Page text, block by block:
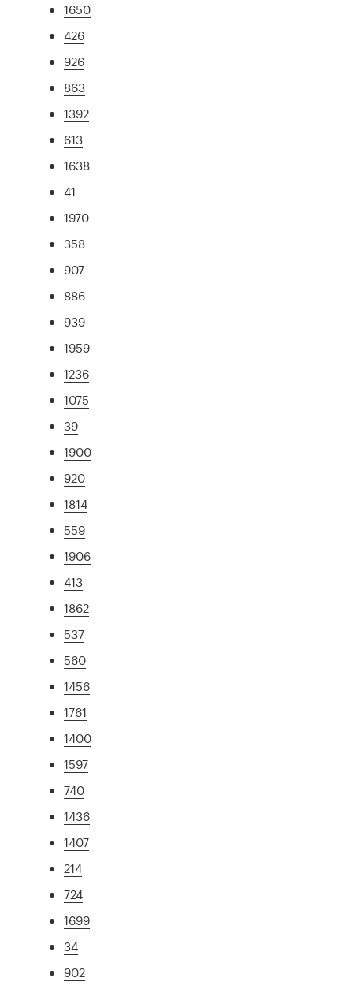
1650
426
926
863
1392
613
1638
41
1970
358
907
886
939
1959
1236
1075
39
1900
920
1814
559
1906
413
1862
537
560
1456
1761
1400
1597
740
1436
1407
214
724
1699
34
902